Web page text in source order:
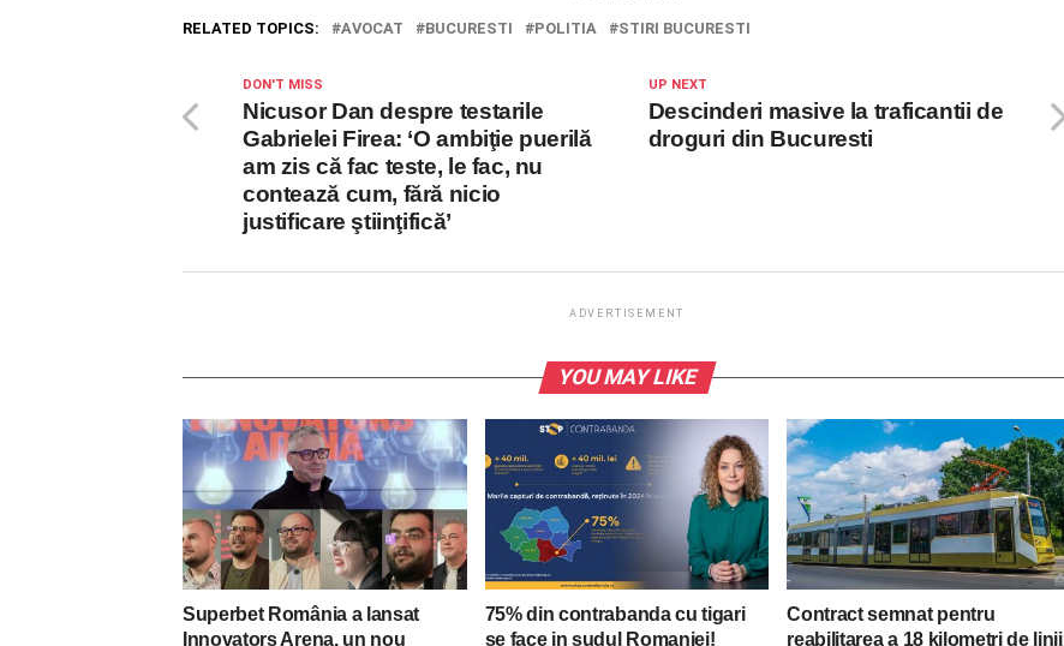
RELATED TOPICS: AVOCAT BUCURESTI POLITIA STIRI BUCURESTI
UP NEXT
Descinderi masive la traficantii de
droguri din Bucuresti
DON'T MISS
Nicusor Dan despre testarile
Gabrielei Firea: ‘O ambiţie puerilă
am zis că fac teste, le fac, nu
contează cum, fără nicio
justificare ştiinţifică’
ADVERTISEMENT
YOU MAY LIKE
Superbet România a lansat
Innovators Arena, un nou
75% din contrabanda cu tigari
se face in sudul Romaniei!
Contract semnat pentru
reabilitarea a 18 kilometri de linii